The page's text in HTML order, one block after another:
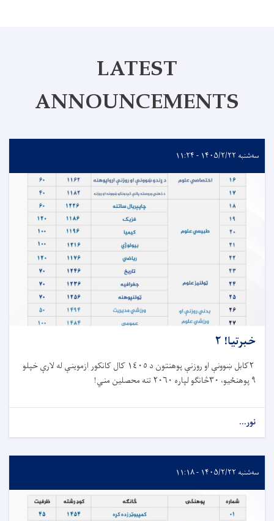
LATEST
ANNOUNCEMENTS
سه‌شنبه ۱۴۰۵/۲/۲۲ - ۱۱:۲۴
خبرتیا! ۲
۲کابل ښوونې او روزنې پوهنتون د ١٤٠٥ کال کانکور ازموینې له لارې خپلو
٩ پوهنځیو، ٣٠څانګو لپاره ٢٠٦٠ تنه محصلین مني!
نور...
سه‌شنبه ۱۴۰۵/۲/۲۲ - ۱۱:۱۸